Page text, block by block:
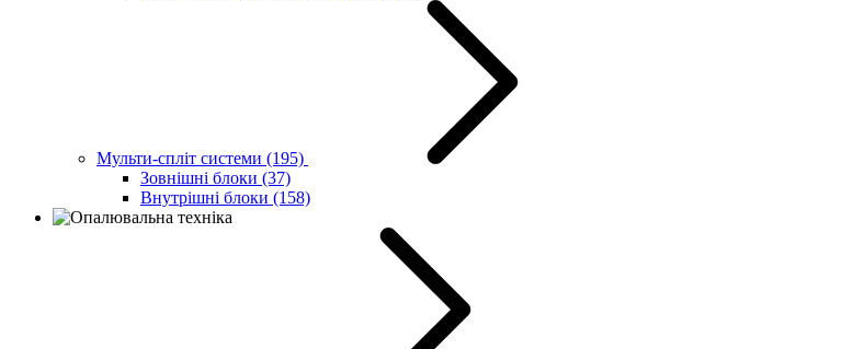
Мульти-спліт системи (195)
Зовнішні блоки (37)
Внутрішні блоки (158)